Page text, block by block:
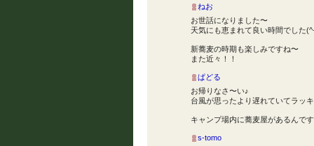
ねお
お世話になりました〜
天気にも恵まれて良い時間でした
新蕎麦の時期も楽しみですね〜
また近々！！
ぱどる
お帰りなさ〜い♪
台風が思ったより遅れていてラッ
キャンプ場内に蕎麦屋があるんで
s-tomo